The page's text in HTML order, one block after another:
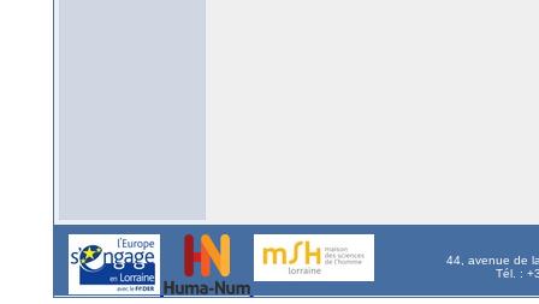
44, avenue de
Tél. :